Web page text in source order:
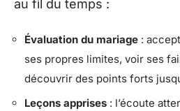
au fil du temps :
Évaluation du mariage :
ses propres limites, voir ses
découvrir des points forts
Leçons apprises : l’écoute